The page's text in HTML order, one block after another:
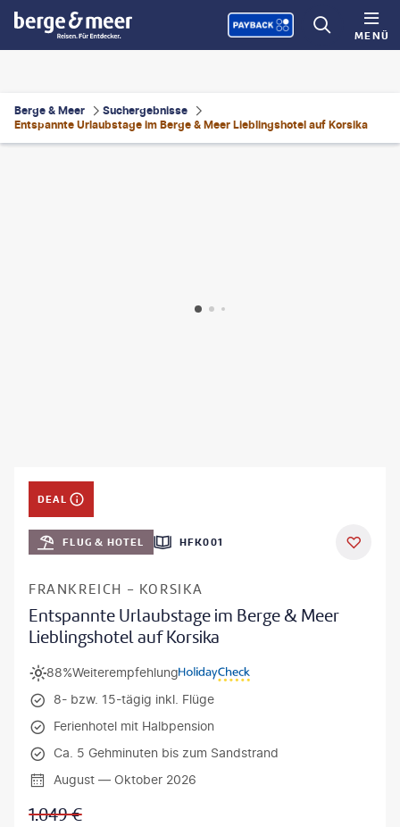
MENÜ
Berge & Meer
Suchergebnisse
Entspannte Urlaubstage im Berge & Meer Lieblingshotel auf Korsika
DEAL
FLUG & HOTEL HFK001
FRANKREICH - KORSIKA
Entspannte Urlaubstage im Berge & Meer
Lieblingshotel auf Korsika
Weiterempfehlung
88%
8- bzw. 15-tägig inkl. Flüge
Ferienhotel mit Halbpension
Ca. 5 Gehminuten bis zum Sandstrand
August — Oktober 2026
1.049€